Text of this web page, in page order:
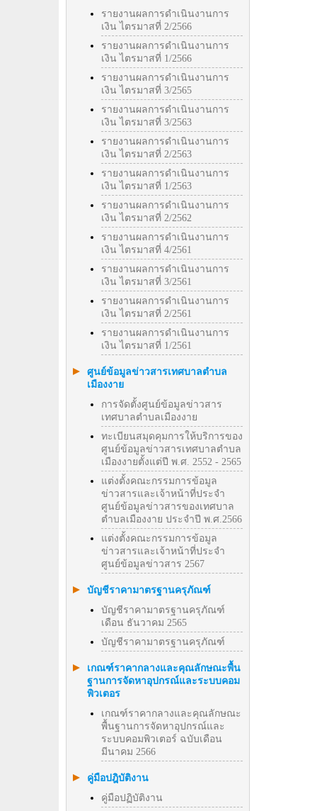
รายงานผลการดำเนินงานการ
เงิน ไตรมาสที่ 2/2566
รายงานผลการดำเนินงานการ
เงิน ไตรมาสที่ 1/2566
รายงานผลการดำเนินงานการ
เงิน ไตรมาสที่ 3/2565
รายงานผลการดำเนินงานการ
เงิน ไตรมาสที่ 3/2563
รายงานผลการดำเนินงานการ
เงิน ไตรมาสที่ 2/2563
รายงานผลการดำเนินงานการ
เงิน ไตรมาสที่ 1/2563
รายงานผลการดำเนินงานการ
เงิน ไตรมาสที่ 2/2562
รายงานผลการดำเนินงานการ
เงิน ไตรมาสที่ 4/2561
รายงานผลการดำเนินงานการ
เงิน ไตรมาสที่ 3/2561
รายงานผลการดำเนินงานการ
เงิน ไตรมาสที่ 2/2561
รายงานผลการดำเนินงานการ
เงิน ไตรมาสที่ 1/2561
ศูนย์ข้อมูลข่าวสารเทศบาลตำบล
เมืองงาย
การจัดตั้งศูนย์ข้อมูลข่าวสาร
เทศบาลตำบลเมืองงาย
ทะเบียนสมุดคุมการให้บริการของ
ศูนย์ข้อมูลข่าวสารเทศบาลตำบล
เมืองงายตั้งแต่ปี พ.ศ. 2552 - 2565
แต่งตั้งคณะกรรมการข้อมูล
ข่าวสารและเจ้าหน้าที่ประจำ
ศูนย์ข้อมูลข่าวสารของเทศบาล
ตำบลเมืองงาย ประจำปี พ.ศ.2566
แต่งตั้งคณะกรรมการข้อมูล
ข่าวสารและเจ้าหน้าที่ประจำ
ศูนย์ข้อมูลข่าวสาร 2567
บัญชีราคามาตรฐานครุภัณฑ์
บัญชีราคามาตรฐานครุภัณฑ์
เดือน ธันวาคม 2565
บัญชีราคามาตรฐานครุภัณฑ์
เกณฑ์ราคากลางและคุณลักษณะพื้น
ฐานการจัดหาอุปกรณ์และระบบคอม
พิวเตอร
เกณฑ์ราคากลางและคุณลักษณะ
พื้นฐานการจัดหาอุปกรณ์และ
ระบบคอมพิวเตอร์ ฉบับเดือน
มีนาคม 2566
คู่มือปฎิบัติงาน
คู่มือปฏิบัติงาน